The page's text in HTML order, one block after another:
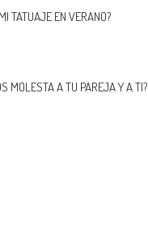
TATUAJE EN VERANO?
MOLESTA A TU PAREJA Y A TI?